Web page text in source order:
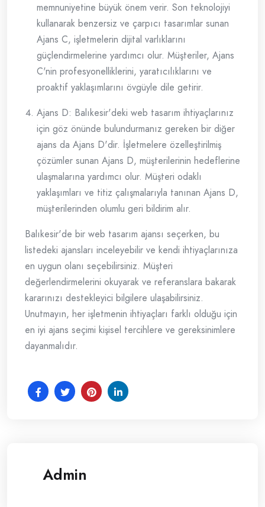
memnuniyetine büyük önem verir. Son teknolojiyi
kullanarak benzersiz ve çarpıcı tasarımlar sunan
Ajans C, işletmelerin dijital varlıklarını
güçlendirmelerine yardımcı olur. Müşteriler, Ajans
C'nin profesyonelliklerini, yaratıcılıklarını ve
proaktif yaklaşımlarını övgüyle dile getirir.
Ajans D: Balıkesir'deki web tasarım ihtiyaçlarınız
için göz önünde bulundurmanız gereken bir diğer
ajans da Ajans D'dir. İşletmelere özelleştirilmiş
çözümler sunan Ajans D, müşterilerinin hedeflerine
ulaşmalarına yardımcı olur. Müşteri odaklı
yaklaşımları ve titiz çalışmalarıyla tanınan Ajans D,
müşterilerinden olumlu geri bildirim alır.
Balıkesir'de bir web tasarım ajansı seçerken, bu
listedeki ajansları inceleyebilir ve kendi ihtiyaçlarınıza
en uygun olanı seçebilirsiniz. Müşteri
değerlendirmelerini okuyarak ve referanslara bakarak
kararınızı destekleyici bilgilere ulaşabilirsiniz.
Unutmayın, her işletmenin ihtiyaçları farklı olduğu için
en iyi ajans seçimi kişisel tercihlere ve gereksinimlere
dayanmalıdır.
Admin